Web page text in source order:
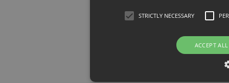
STRICTLY NECESSARY
ACCEPT ALL